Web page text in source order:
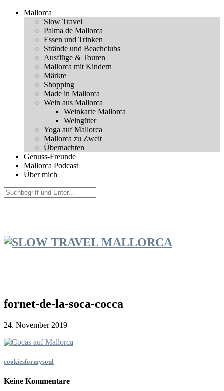
Mallorca
Slow Travel
Palma de Mallorca
Essen und Trinken
Strände und Beachclubs
Ausflüge & Touren
Mallorca mit Kindern
Märkte
Shopping
Made in Mallorca
Wein aus Mallorca
Weinkarte Mallorca
Weingüter
Yoga auf Mallorca
Mallorca zu Zweit
Übernachten
Genuss-Freunde
Mallorca Podcast
Über mich
fornet-de-la-soca-cocca
24. November 2019
cookiesformysoul
Keine Kommentare